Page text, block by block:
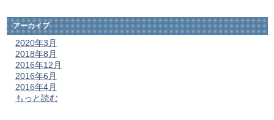
アーカイブ
2020年3月
2018年8月
2016年12月
2016年6月
2016年4月
もっと読む